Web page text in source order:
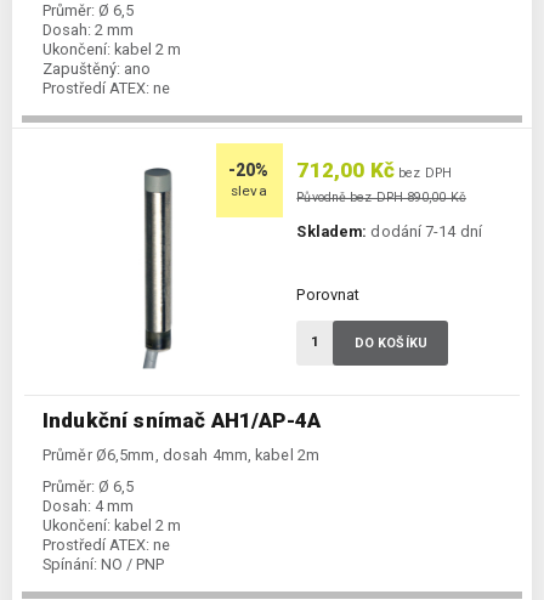
Průměr: Ø 6,5
Dosah: 2 mm
Ukončení: kabel 2 m
Zapuštěný: ano
Prostředí ATEX: ne
-20%
sleva
Indukční snímač AH1/AP-4A
Průměr Ø6,5mm, dosah 4mm, kabel 2m
Průměr: Ø 6,5
Dosah: 4 mm
Ukončení: kabel 2 m
Prostředí ATEX: ne
Spínání: NO / PNP
712,00 Kč bez DPH
Původně bez DPH 890,00 Kč
Skladem: dodání 7-14 dní
Porovnat
DO KOŠÍKU